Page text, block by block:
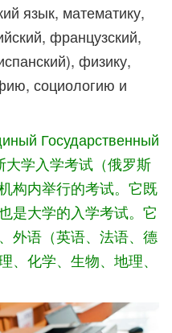
язык, математику,
французский,
физику,
социологию и
Государственный
学入学考试（俄罗斯
构内举行的考试。它既
是大学的入学考试。它
外语（英语、法语、德
、化学、生物、地理、